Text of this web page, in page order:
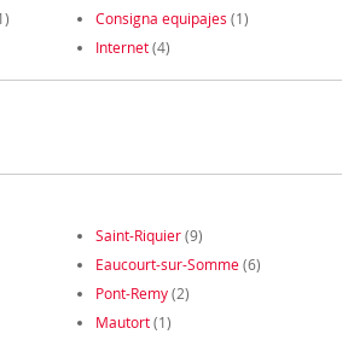
Consigna equipajes (1)
Internet(4)
Saint-Riquier(9)
Eaucourt-sur-Somme(6)
Pont-Remy(2)
Mautort(1)